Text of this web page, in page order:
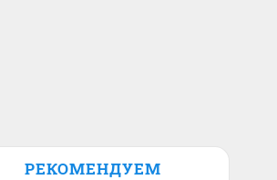
РЕКОМЕНДУЕМ